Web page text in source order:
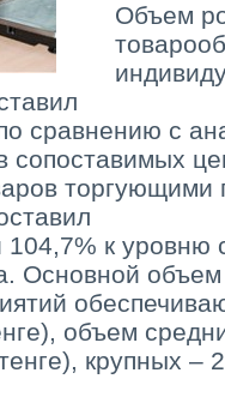
Объем
сравнению с
сопоставимых
торгующими
к уровню
Основной объем
объем
крупных –